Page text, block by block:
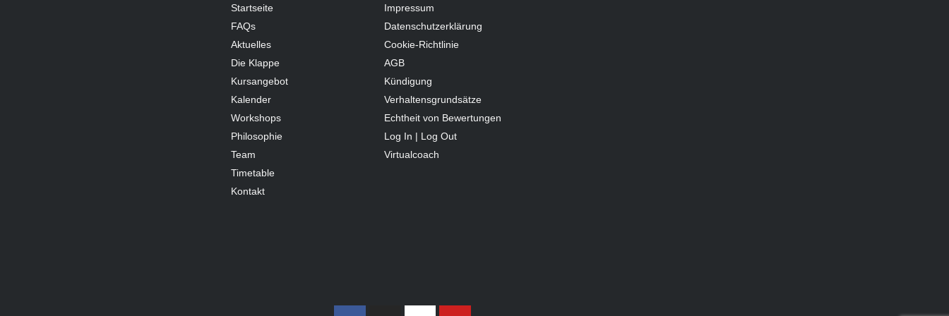
Startseite
FAQs
Aktuelles
Die Klappe
Kursangebot
Kalender
Workshops
Philosophie
Team
Timetable
Kontakt
Impressum
Datenschutzerklärung
Cookie-Richtlinie
AGB
Kündigung
Verhaltensgrundsätze
Echtheit von Bewertungen
Log In | Log Out
Virtualcoach